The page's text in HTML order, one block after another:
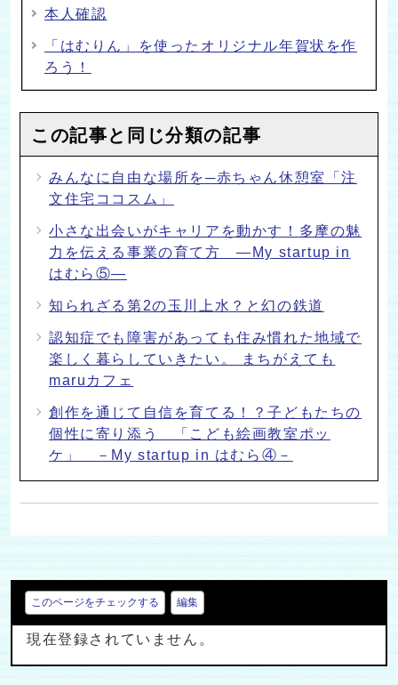
本人確認
「はむりん」を使ったオリジナル年賀状を作
ろう！
この記事と同じ分類の記事
みんなに自由な場所を─赤ちゃん休憩室「注
文住宅ココスム」
小さな出会いがキャリアを動かす！多摩の魅
力を伝える事業の育て方 ―My startup in
はむら⑤―
知られざる第2の玉川上水？と幻の鉄道
認知症でも障害があっても住み慣れた地域で
楽しく暮らしていきたい。 まちがえても
maruカフェ
創作を通じて自信を育てる！？子どもたちの
個性に寄り添う 「こども絵画教室ポッ
ケ」 －My startup in はむら④－
このページをチェックする 編集
現在登録されていません。